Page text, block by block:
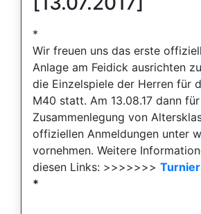
*
Wir freuen uns das erste
Anlage am Feidick ausrichten
die Einzelspiele der Herren für
M40 statt. Am 13.08.17 dann
Zusammenlegung von
offiziellen Anmeldungen unter
vornehmen. Weitere
diesen Links: >>>>>>>
*